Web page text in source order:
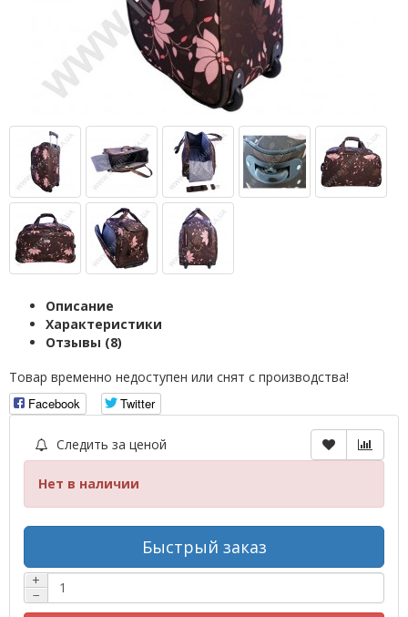
Описание
Характеристики
Отзывы (8)
Товар временно недоступен или снят с производства!
Facebook
Twitter
Следить за ценой
Нет в наличии
Быстрый заказ
+
−